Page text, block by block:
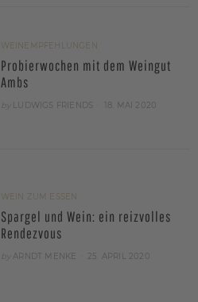
WEINEMPFEHLUNGEN
Probierwochen mit dem Weingut
Ambs
LUDWIGS FRIENDS
POSTED
18. MAI 2020
WEIN ZUM ESSEN
Spargel und Wein: ein reizvolles
Rendezvous
ARNDT MENKE
POSTED
25. APRIL 2020